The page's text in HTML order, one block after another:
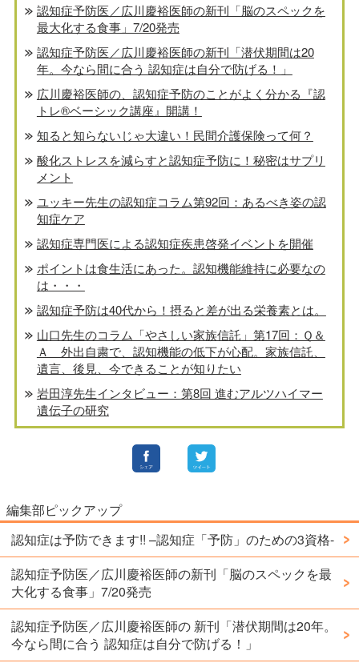
認知症予防医／広川慶裕医師の新刊「脳のスペックを
最大化する食事」7/20発売
認知症予防医／広川慶裕医師の新刊「潜伏期間は20
年。今なら間に合う 認知症は自分で防げる！」
広川慶裕医師の、認知症予防のことがよく分かる『認
トレ®️ベーシック講座』開講！
知ると知らないじゃ大違い！民間介護保険って何？
酸化ストレスを減らすと認知症予防に！秘密はサプリ
メント
ユッキー先生の認知症コラム第92回：あるべき姿の認
知症ケア
認知症専門医による認知症疾患啓発イベントを開催
ポイントは食生活にあった。認知機能維持に必要なの
は・・・
認知症予防は40代から！摂ると差が出る栄養素とは。
山口先生のコラム「やさしい家族信託」第17回：Ｑ＆
Ａ 外出自粛で、認知機能の低下が心配。家族信託、
遺言、後見、今できることが知りたい
岩田淳先生インタビュー：第8回 進むアルツハイマー
遺伝子の研究
編集部ピックアップ
認知症は予防できます!! –認知症「予防」のための3資格-
認知症予防医／広川慶裕医師の新刊「脳のスペックを最
大化する食事」7/20発売
認知症予防医／広川慶裕医師の 新刊「潜伏期間は20年。
今なら間に合う 認知症は自分で防げる！」